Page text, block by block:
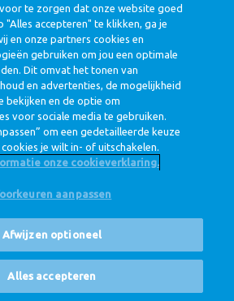
Cookie Settings
Site
te zorgen dat onze website goed
accepteren" te klikken, ga je
en onze partners cookies en
gebruiken om jou een optimale
Dit omvat het tonen van
en advertenties, de mogelijkheid
bekijken en de optie om
voor sociale media te gebruiken.
om een gedetailleerde keuze
je wilt in- of uitschakelen.
onze cookieverklaring.
aanpassen
Afwijzen optioneel
Alles accepteren